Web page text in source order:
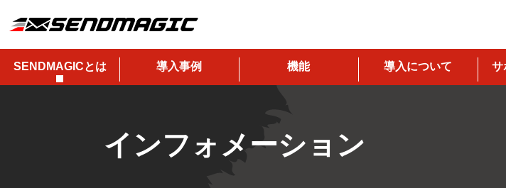
SENDMAGICとは 導入事例 機能 導入について サ
インフォメーション